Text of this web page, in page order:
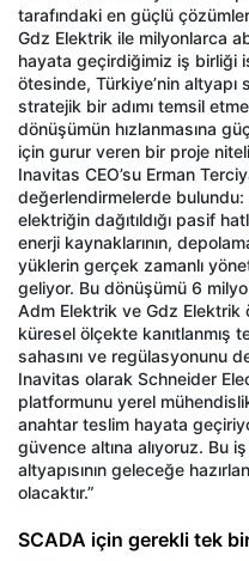
tarafındaki en güçlü
Gdz Elektrik ile milyonlarca
hayata geçirdiğimiz iş birliği
ötesinde, Türkiye’nin
stratejik bir adımı temsil
dönüşümün hızlanmasına
için gurur veren bir proje
Inavitas CEO’su Erman
değerlendirmelerde bulundu:
elektriğin dağıtıldığı pasif
enerji kaynaklarının,
yüklerin gerçek zamanlı
geliyor. Bu dönüşümü 6
Adm Elektrik ve Gdz
küresel ölçekte kanıtlanmış
sahasını ve regülasyonunu
Inavitas olarak Schneider
platformunu yerel
anahtar teslim hayata
güvence altına alıyoruz. Bu
altyapısının geleceğe
olacaktır.”
SCADA için gerekli tek